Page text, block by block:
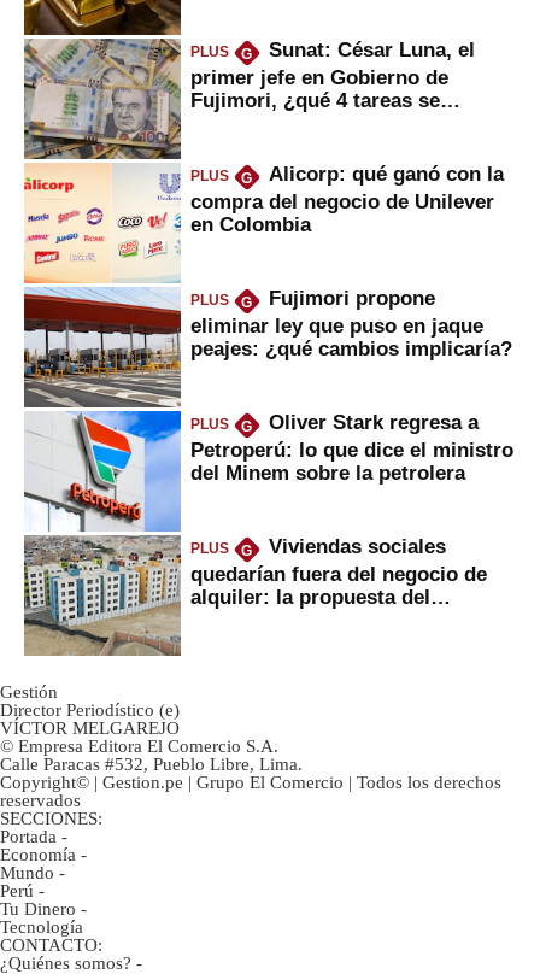
PLUS G
Sunat: César Luna, el
primer jefe en Gobierno de
Fujimori, ¿qué 4 tareas se
PLUS G
Alicorp: qué ganó con la
compra del negocio de Unilever
en Colombia
PLUS G
Fujimori propone
eliminar ley que puso en jaque
peajes: ¿qué cambios implicaría?
PLUS G
Oliver Stark regresa a
Petroperú: lo que dice el ministro
del Minem sobre la petrolera
PLUS G
Viviendas sociales
quedarían fuera del negocio de
alquiler: la propuesta del
Gestión
Director Periodístico (e)
VÍCTOR MELGAREJO
© Empresa Editora El Comercio S.A.
Calle Paracas #532, Pueblo Libre, Lima.
Copyright© | Gestion.pe | Grupo El Comercio | Todos los derechos
reservados
SECCIONES:
Portada -
Economía -
Mundo -
Perú -
Tu Dinero -
Tecnología
CONTACTO:
¿Quiénes somos? -